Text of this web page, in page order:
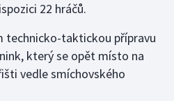
22 hráčů.
technicko-taktickou přípravu
který se opět místo na
vedle smíchovského